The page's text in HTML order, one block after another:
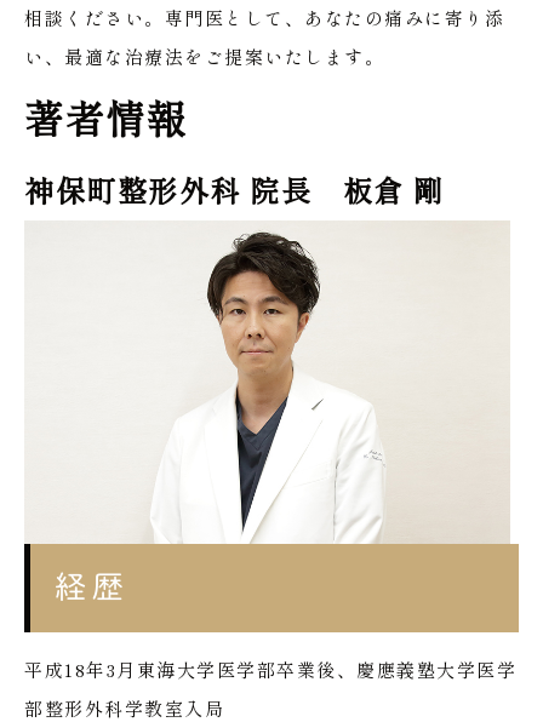
相談ください。専門医として、あなたの痛みに寄り添
い、最適な治療法をご提案いたします。
著者情報
神保町整形外科 院長 板倉 剛
経歴
平成18年3月東海大学医学部卒業後、慶應義塾大学医学
部整形外科学教室入局